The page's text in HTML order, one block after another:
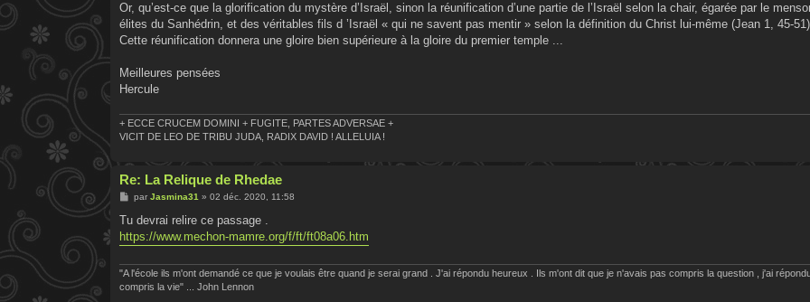
Or, qu’est-ce que la glorification du mystère d’Israël, sinon la réunification d’une partie de l’Israël selon la chair, égarée par le
élites du Sanhédrin, et des véritables fils d ’Israël « qui ne savent pas mentir » selon la définition du Christ lui-même (Jean 1, 45-
Cette réunification donnera une gloire bien supérieure à la gloire du premier temple ...
Meilleures pensées
Hercule
+ ECCE CRUCEM DOMINI + FUGITE, PARTES ADVERSAE +
VICIT DE LEO DE TRIBU JUDA, RADIX DAVID ! ALLELUIA !
Re: La Relique de Rhedae
M
s
a
par Jasmina31» 02 déc. 2020, 11:58
Tu devrai relire ce passage .
https://www.mechon-mamre.org/f/ft/ft08a06.htm
"A l'école ils m'ont demandé ce que je voulais être quand je serai grand . J'ai répondu heureux . Ils m'ont dit que je n'avais pas compris la question , j'ai
compris la vie" ... John Lennon